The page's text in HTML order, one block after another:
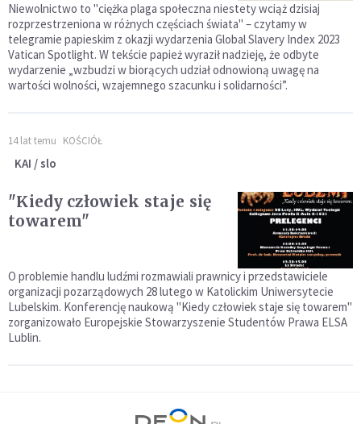
Niewolnictwo to "ciężka plaga społeczna niestety wciąż dzisiaj
rozprzestrzeniona w różnych częściach świata" – czytamy w
telegramie papieskim z okazji wydarzenia Global Slavery Index 2023
Vatican Spotlight. W tekście papież wyraził nadzieję, że odbyte
wydarzenie „wzbudzi w biorących udział odnowioną uwagę na
wartości wolności, wzajemnego szacunku i solidarności”.
14 lat temu KOŚCIÓŁ
KAI / slo
"Kiedy człowiek staje się
towarem"
O problemie handlu ludźmi rozmawiali prawnicy i przedstawiciele
organizacji pozarządowych 28 lutego w Katolickim Uniwersytecie
Lubelskim. Konferencję naukową "Kiedy człowiek staje się towarem"
zorganizowało Europejskie Stowarzyszenie Studentów Prawa ELSA
Lublin.